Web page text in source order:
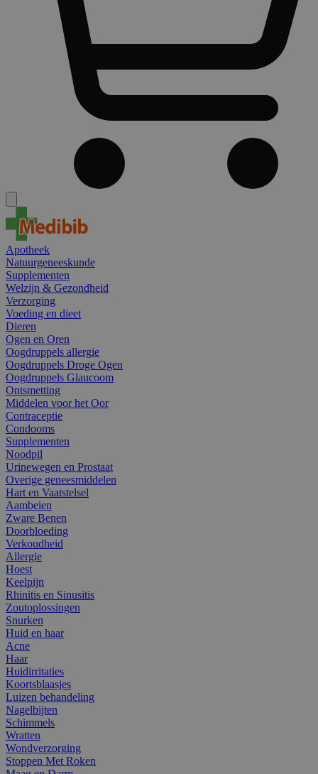
Apotheek
Natuurgeneeskunde
Supplementen
Welzijn & Gezondheid
Verzorging
Voeding en dieet
Dieren
Ogen en Oren
Oogdruppels allergie
Oogdruppels Droge Ogen
Oogdruppels Glaucoom
Ontsmetting
Middelen voor het Oor
Contraceptie
Condooms
Supplementen
Noodpil
Urinewegen en Prostaat
Overige geneesmiddelen
Hart en Vaatstelsel
Aambeien
Zware Benen
Doorbloeding
Verkoudheid
Allergie
Hoest
Keelpijn
Rhinitis en Sinusitis
Zoutoplossingen
Snurken
Huid en haar
Acne
Haar
Huidirritaties
Koortsblaasjes
Luizen behandeling
Nagelbijten
Schimmels
Wratten
Wondverzorging
Stoppen Met Roken